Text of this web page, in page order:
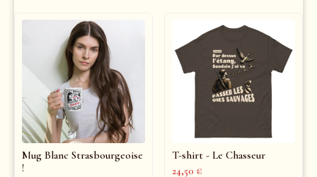
Mug Blanc Strasbourgeoise
!
T-shirt - Le Chasseur
24,50 €